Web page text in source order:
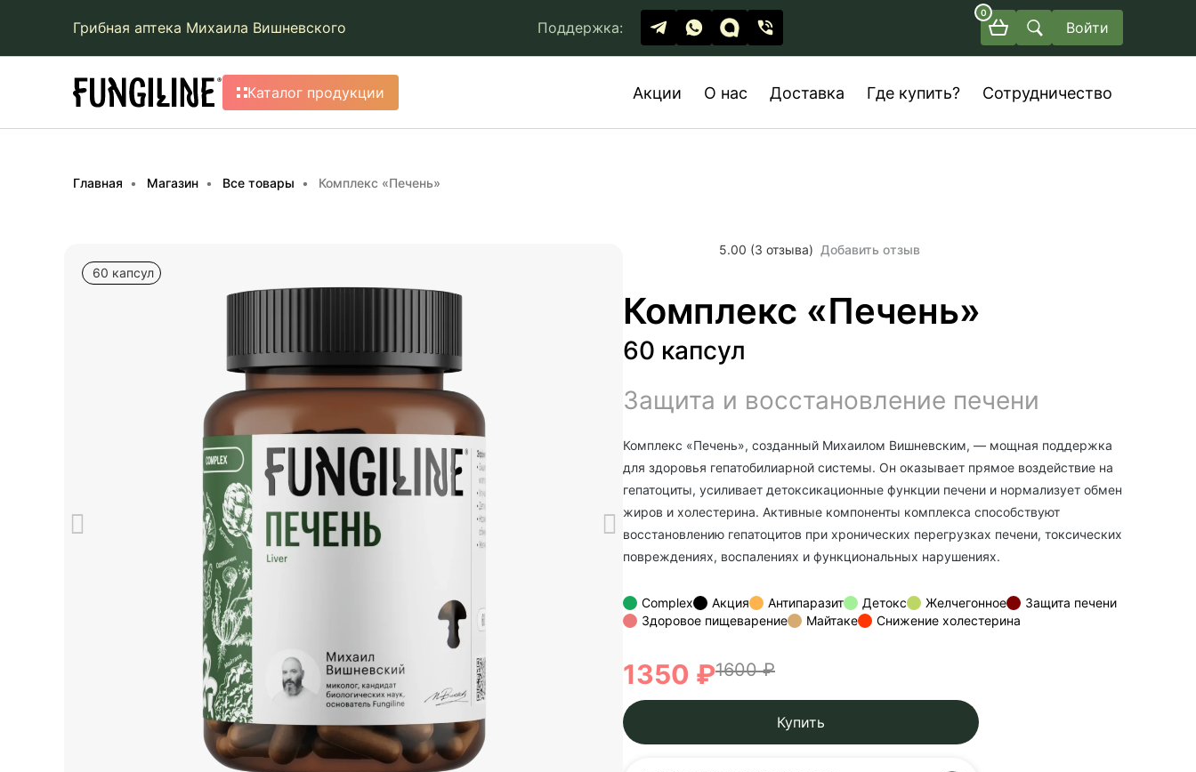
Грибная аптека Михаила Вишневского Поддержка:
0
Войти
Каталог продукции Акции О нас Доставка Где купить? Сотрудничество
Главная Магазин Все товары Комплекс «Печень»
60 капсул
5.00 (3 отзыва) Добавить отзыв
Комплекс «Печень»
60 капсул
Защита и восстановление печени
Комплекс «Печень», созданный Михаилом Вишневским, — мощная поддержка
для здоровья гепатобилиарной системы. Он оказывает прямое воздействие на
гепатоциты, усиливает детоксикационные функции печени и нормализует обмен
жиров и холестерина. Активные компоненты комплекса способствуют
восстановлению гепатоцитов при хронических перегрузках печени, токсических
повреждениях, воспалениях и функциональных нарушениях.
Complex Акция Антипаразит Детокс Желчегонное
Защита печени
Здоровое пищеварение
Майтаке Снижение холестерина
1350 ₽1600 ₽
Купить